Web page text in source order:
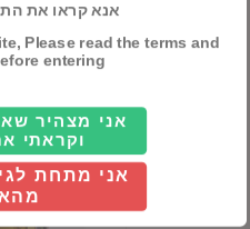
אנא קראו את
Please read the terms and
entering
וקראתי